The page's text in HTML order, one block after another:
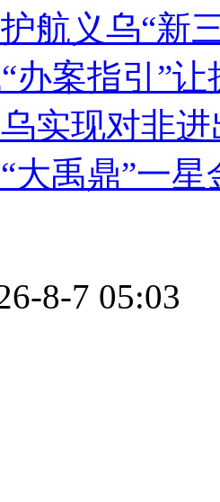
航义乌“新
办案指引”
乌实现对非
大禹鼎”一星
8-7 05:03